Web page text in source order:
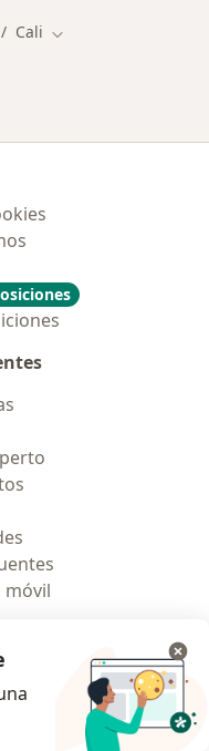
de ciudad
Cali Cambiar de ciudad
móvil